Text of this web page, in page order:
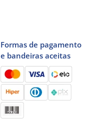
Formas de pagamento
e bandeiras aceitas